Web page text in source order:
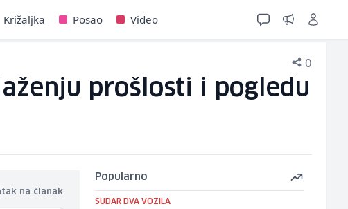
Križaljka Posao Video
0
prošlosti i pogledu
na članak
Popularno
SUDAR DVA VOZILA